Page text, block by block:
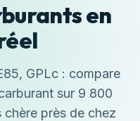
en
GPLc : compare
sur 9 800
près de chez